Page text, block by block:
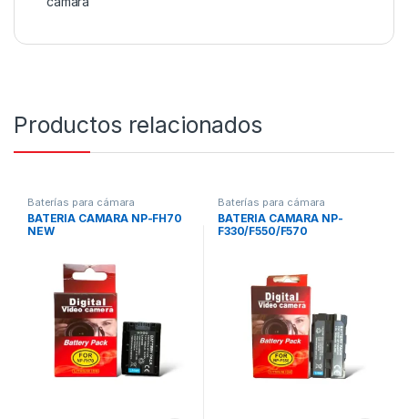
Productos relacionados
Baterías para cámara
BATERIA CAMARA NP-FH70
NEW
Baterías para cámara
BATERIA CAMARA NP-
F330/F550/F570